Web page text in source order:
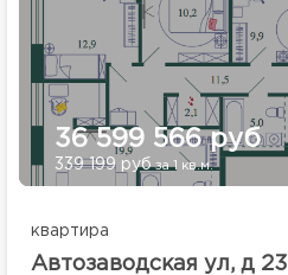
36 599 566 руб
339 199 рубза 1 кв.м.
квартира
Автозаводская ул, д 23